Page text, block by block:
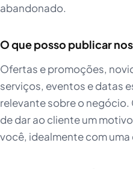
abandonado.
O que posso publicar
Ofertas e promoções,
serviços, eventos e datas
relevante sobre o
de dar ao cliente um
você, idealmente com uma